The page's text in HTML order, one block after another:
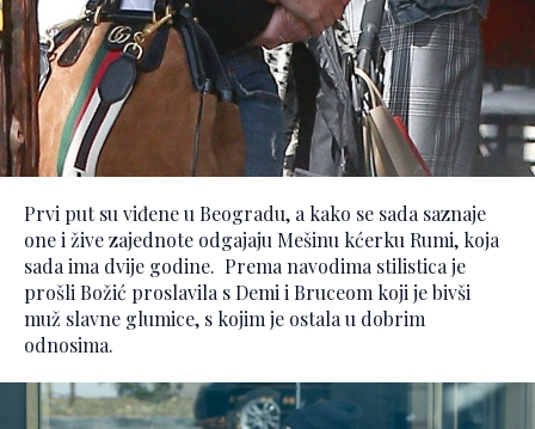
Prvi put su viđene u Beogradu, a kako se sada saznaje
one i žive zajednote odgajaju Mešinu kćerku Rumi, koja
sada ima dvije godine. Prema navodima stilistica je
prošli Božić proslavila s Demi i Bruceom koji je bivši
muž slavne glumice, s kojim je ostala u dobrim
odnosima.